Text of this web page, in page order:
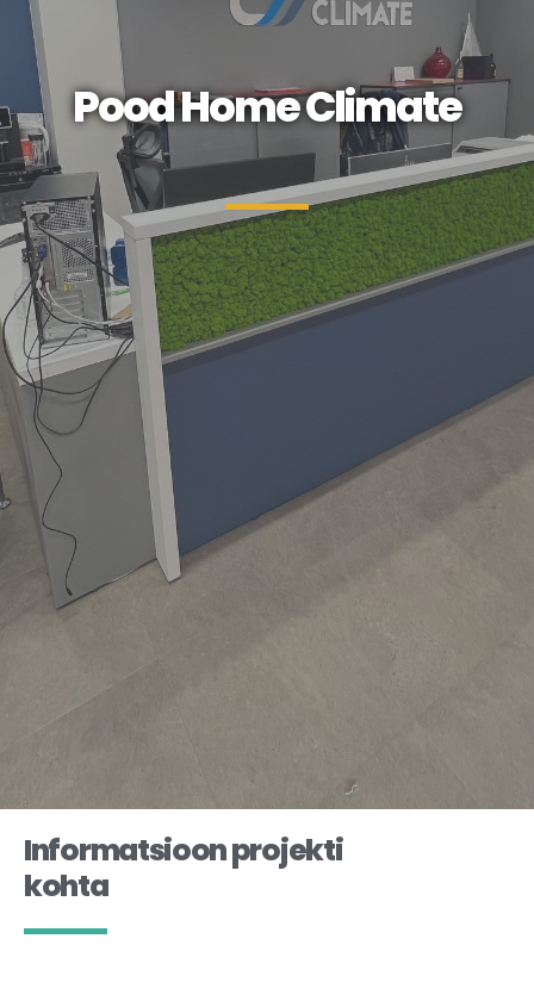
Pood Home Climate
Informatsioon projekti
kohta